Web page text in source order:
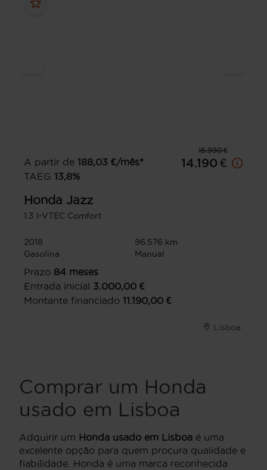
16.990 €
A partir de 188,03 €/mês*
TAEG 13,8%
14.190 €
Honda Jazz
1.3 I-VTEC Comfort
2018
96.576 km
Gasolina
Manual
Prazo 84 meses
Entrada inicial 3.000,00 €
Montante financiado 11.190,00 €
Lisboa
Comprar um Honda
usado em Lisboa
Adquirir um Honda usado em Lisboa é uma
excelente opção para quem procura qualidade e
fiabilidade. Honda é uma marca reconhecida